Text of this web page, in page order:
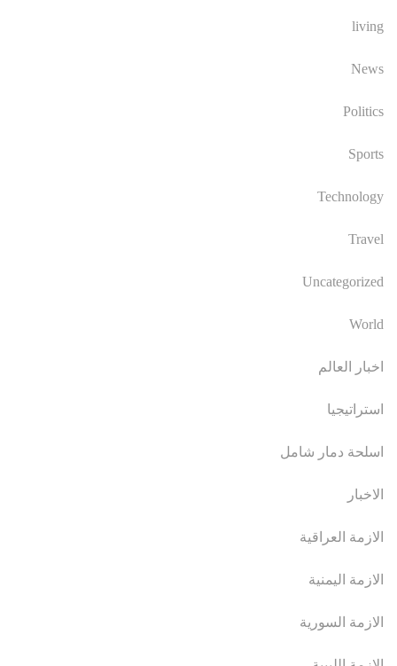
living
News
Politics
Sports
Technology
Travel
Uncategorized
World
اخبار العالم
استراتيجيا
اسلحة دمار شامل
الاخبار
الازمة العراقية
الازمة اليمنية
الازمة السورية